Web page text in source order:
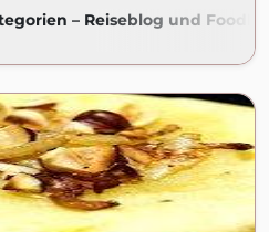
– Reiseblog und